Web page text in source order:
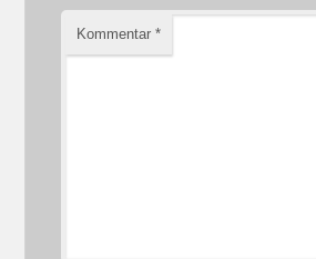
Kommentar*